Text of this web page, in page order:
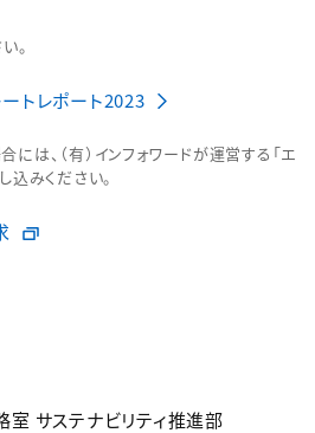
。
トレポート2023
は、（有）インフォワードが運営する「エ
込みください。
サステナビリティ推進部